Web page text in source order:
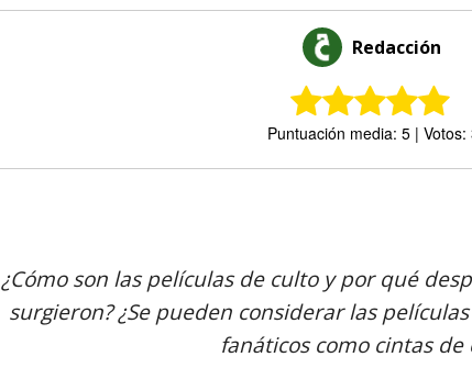
Redacción
Puntuación media: 5 | Votos:
¿Cómo son las películas de culto y por qué
surgieron? ¿Se pueden considerar las
fanáticos como cintas de